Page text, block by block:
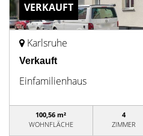
VERKAUFT
Karlsruhe
Verkauft
Einfamilienhaus
100,56 m²
WOHNFLÄCHE
4
ZIMMER